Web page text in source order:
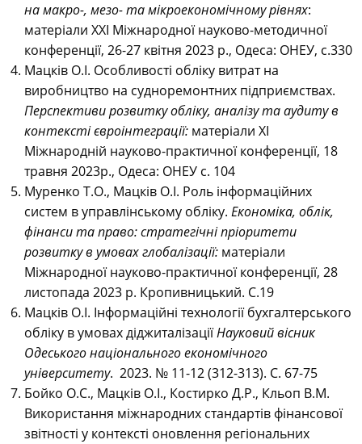
на макро-, мезо- та мікроекономічному рівнях:
матеріали ХХІ Міжнародної науково-методичної
конференції, 26-27 квітня 2023 р., Одеса: ОНЕУ, с.330
Мацків О.І. Особливості обліку витрат на
виробництво на судноремонтних підприємствах.
Перспективи розвитку обліку, аналізу та аудиту в
контексті євроінтеграції: матеріали ХІ
Міжнародній науково-практичної конференції, 18
травня 2023р., Одеса: ОНЕУ с. 104
Муренко Т.О., Мацків О.І. Роль інформаційних
систем в управлінському обліку. Економіка, облік,
фінанси та право: стратегічні пріоритети
розвитку в умовах глобалізації: матеріали
Міжнародної науково-практичної конференції, 28
листопада 2023 р. Кропивницький. С.19
Мацків О.І. Інформаційні технології бухгалтерського
обліку в умовах діджиталізаціїНауковий вісник
Одеського національного економічного
університету. 2023. № 11-12 (312-313). С. 67-75
Бойко О.С., Мацків О.І., Костирко Д.Р., Кльоп В.М.
Використання міжнародних стандартів фінансової
звітності у контексті оновлення регіональних